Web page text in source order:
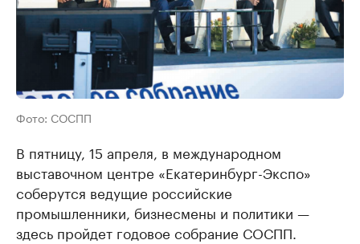
Фото: СОСПП
В пятницу, 15 апреля, в международном
выставочном центре «Екатеринбург-Экспо»
соберутся ведущие российские
промышленники, бизнесмены и политики —
здесь пройдет годовое собрание СОСПП.